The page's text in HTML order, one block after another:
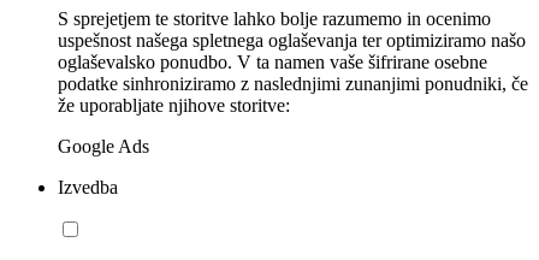
S sprejetjem te storitve lahko bolje razumemo in ocenimo
uspešnost našega spletnega oglaševanja ter optimiziramo našo
oglaševalsko ponudbo. V ta namen vaše šifrirane osebne
podatke sinhroniziramo z naslednjimi zunanjimi ponudniki, če
že uporabljate njihove storitve:
Google Ads
Izvedba